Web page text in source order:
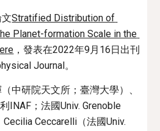
文Stratified Distribution of
Planet-formation Scale in the
，發表在2022年9月16日出刊
Journal。
中研院天文所；臺灣大學） 、
INAF；法國Univ. Grenoble
Cecilia Ceccarelli（法國Univ.